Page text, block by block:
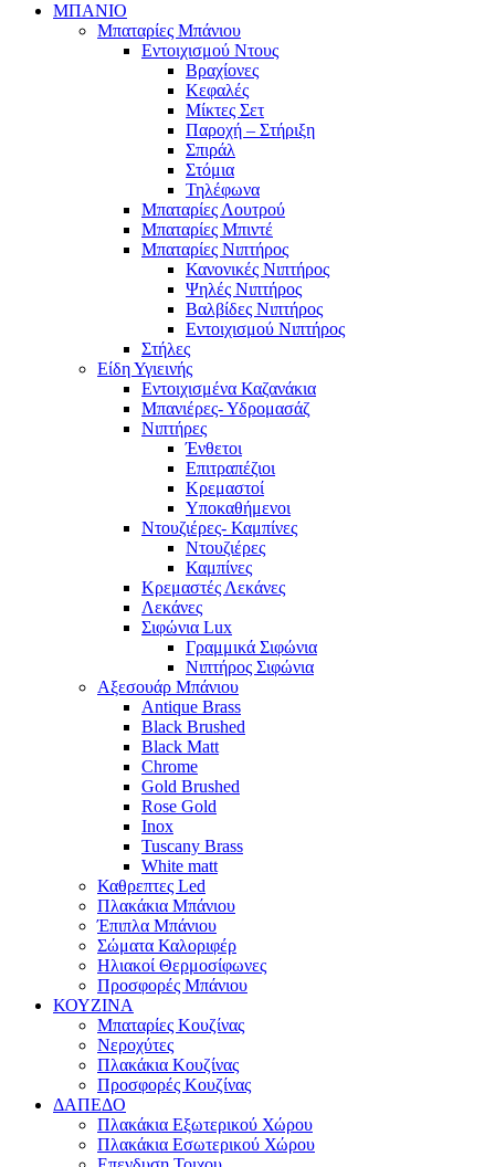
ΜΠΑΝΙΟ
Μπαταρίες Μπάνιου
Εντοιχισμού Ντους
Βραχίονες
Κεφαλές
Μίκτες Σετ
Παροχή – Στήριξη
Σπιράλ
Στόμια
Τηλέφωνα
Μπαταρίες Λουτρού
Μπαταρίες Μπιντέ
Μπαταρίες Νιπτήρος
Κανονικές Νιπτήρος
Ψηλές Νιπτήρος
Βαλβίδες Νιπτήρος
Εντοιχισμού Νιπτήρος
Στήλες
Είδη Υγιεινής
Εντοιχισμένα Καζανάκια
Μπανιέρες- Υδρομασάζ
Νιπτήρες
Ένθετοι
Επιτραπέζιοι
Κρεμαστοί
Υποκαθήμενοι
Ντουζιέρες- Καμπίνες
Ντουζιέρες
Καμπίνες
Κρεμαστές Λεκάνες
Λεκάνες
Σιφώνια Lux
Γραμμικά Σιφώνια
Νιπτήρος Σιφώνια
Αξεσουάρ Μπάνιου
Antique Brass
Black Brushed
Black Matt
Chrome
Gold Brushed
Rose Gold
Inox
Tuscany Brass
White matt
Καθρεπτες Led
Πλακάκια Μπάνιου
Έπιπλα Μπάνιου
Σώματα Καλοριφέρ
Ηλιακοί Θερμοσίφωνες
Προσφορές Μπάνιου
ΚΟΥΖΙΝΑ
Μπαταρίες Κουζίνας
Νεροχύτες
Πλακάκια Κουζίνας
Προσφορές Κουζίνας
ΔΑΠΕΔΟ
Πλακάκια Εξωτερικού Χώρου
Πλακάκια Εσωτερικού Χώρου